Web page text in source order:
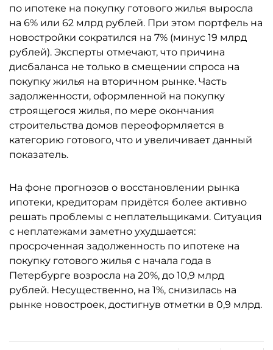
по ипотеке на покупку готового жилья выросла
на 6% или 62 млрд рублей. При этом портфель на
новостройки сократился на 7% (минус 19 млрд
рублей). Эксперты отмечают, что причина
дисбаланса не только в смещении спроса на
покупку жилья на вторичном рынке. Часть
задолженности, оформленной на покупку
строящегося жилья, по мере окончания
строительства домов переоформляется в
категорию готового, что и увеличивает данный
показатель.
На фоне прогнозов о восстановлении рынка
ипотеки, кредиторам придётся более активно
решать проблемы с неплательщиками. Ситуация
с неплатежами заметно ухудшается:
просроченная задолженность по ипотеке на
покупку готового жилья с начала года в
Петербурге возросла на 20%, до 10,9 млрд
рублей. Несущественно, на 1%, снизилась на
рынке новостроек, достигнув отметки в 0,9 млрд.